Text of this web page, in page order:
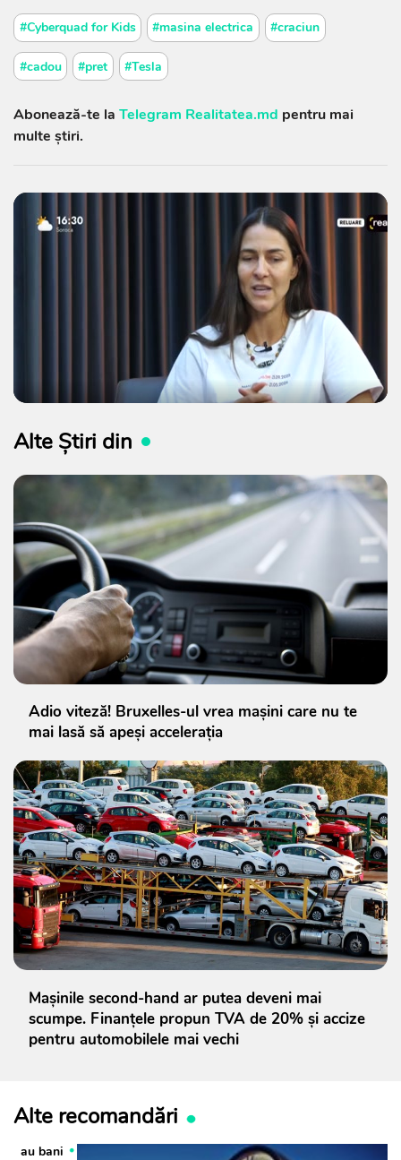
#Cyberquad for Kids #masina electrica #craciun
#cadou #pret #Tesla
Abonează-te la Telegram Realitatea.md pentru mai
multe știri.
Alte Știri din
Adio viteză! Bruxelles-ul vrea mașini care nu te
mai lasă să apeși accelerația
Mașinile second-hand ar putea deveni mai
scumpe. Finanțele propun TVA de 20% și accize
pentru automobilele mai vechi
Alte recomandări
au bani